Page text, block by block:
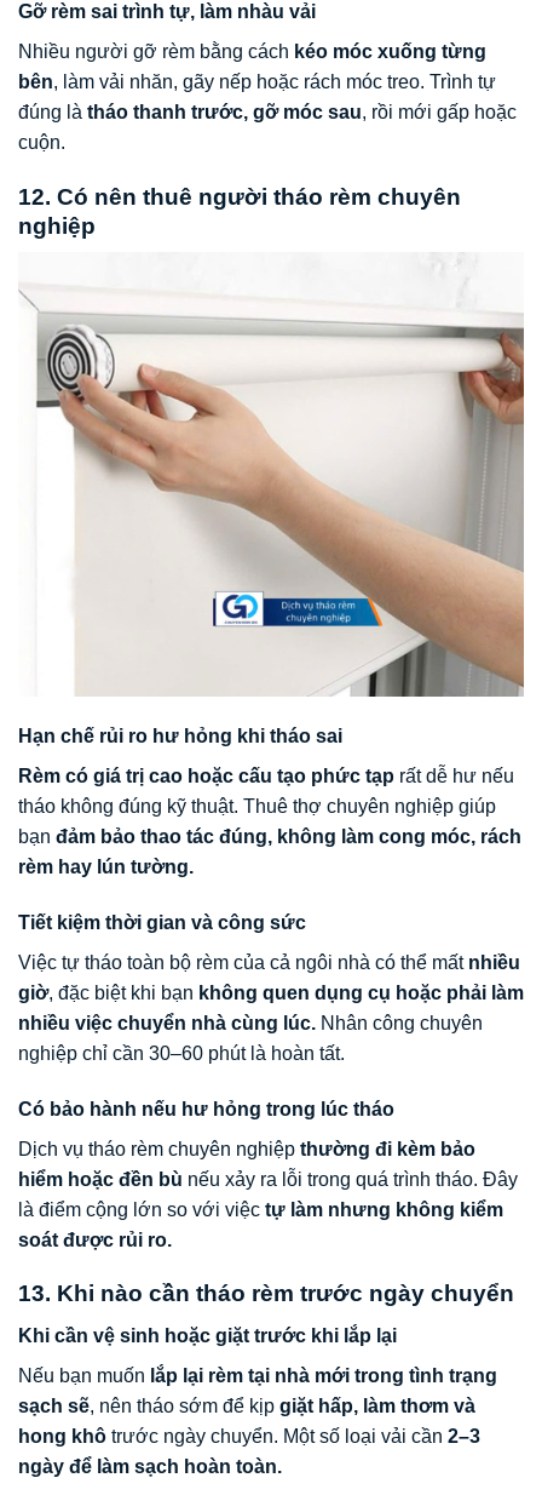
Gỡ rèm sai trình tự, làm nhàu vải
Nhiều người gỡ rèm bằng cách kéo móc xuống từng
bên, làm vải nhăn, gãy nếp hoặc rách móc treo. Trình tự
đúng là tháo thanh trước, gỡ móc sau, rồi mới gấp hoặc
cuộn.
12. Có nên thuê người tháo rèm chuyên
nghiệp
Hạn chế rủi ro hư hỏng khi tháo sai
Rèm có giá trị cao hoặc cấu tạo phức tạp rất dễ hư nếu
tháo không đúng kỹ thuật. Thuê thợ chuyên nghiệp giúp
bạn đảm bảo thao tác đúng, không làm cong móc, rách
rèm hay lún tường.
Tiết kiệm thời gian và công sức
Việc tự tháo toàn bộ rèm của cả ngôi nhà có thể mất nhiều
giờ, đặc biệt khi bạn không quen dụng cụ hoặc phải làm
nhiều việc chuyển nhà cùng lúc. Nhân công chuyên
nghiệp chỉ cần 30–60 phút là hoàn tất.
Có bảo hành nếu hư hỏng trong lúc tháo
Dịch vụ tháo rèm chuyên nghiệp thường đi kèm bảo
hiểm hoặc đền bù nếu xảy ra lỗi trong quá trình tháo. Đây
là điểm cộng lớn so với việc tự làm nhưng không kiểm
soát được rủi ro.
13. Khi nào cần tháo rèm trước ngày chuyển
Khi cần vệ sinh hoặc giặt trước khi lắp lại
Nếu bạn muốn lắp lại rèm tại nhà mới trong tình trạng
sạch sẽ, nên tháo sớm để kịp giặt hấp, làm thơm và
hong khô trước ngày chuyển. Một số loại vải cần 2–3
ngày để làm sạch hoàn toàn.